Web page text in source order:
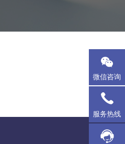
微信咨询
服务热线